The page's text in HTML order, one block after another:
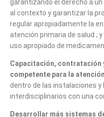
garantizando el derecho a
al contexto y garantizar la
regular apropiadamente la
atención primaria de salud ;
uso apropiado de
Capacitación, contratación
competente para la
dentro de las instalaciones
interdisciplinarios con una
Desarrollar más sistemas